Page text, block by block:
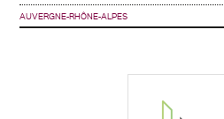
AUVERGNE-RHÔNE-ALPES